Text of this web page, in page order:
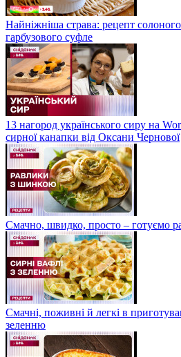
Найніжніша страва: рецепт
гарбузового суфле
13 нагород українського сиру на
сирної канапки від Оксани Чернової
Смачно, швидко, просто – готуємо
Смачні, поживні й легкі в
зеленню